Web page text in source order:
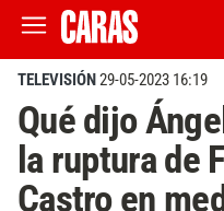
TELEVISIÓN29-05-2023 16:19
Qué dijo
la ruptura de
Castro en